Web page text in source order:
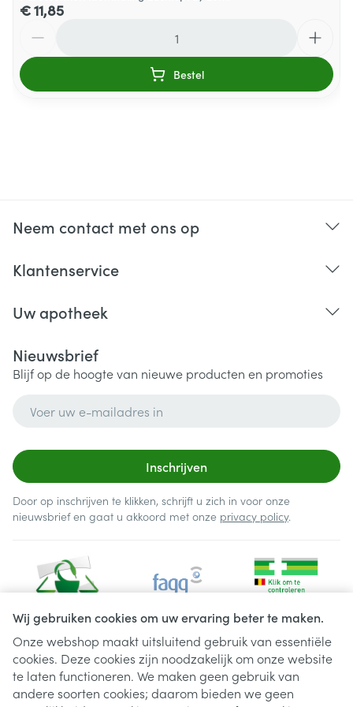
Wij gebruiken cookies om uw ervaring beter te maken.
Onze webshop maakt uitsluitend gebruik van essentiële
cookies. Deze cookies zijn noodzakelijk om onze website
te laten functioneren. We maken geen gebruik van
andere soorten cookies; daarom bieden we geen
€ 11,85
Bestel
Neem contact met ons op
Klantenservice
Uw apotheek
Nieuwsbrief
Blijf op de hoogte van nieuwe producten en promoties
Inschrijven
Door op inschrijven te klikken, schrijft u zich in voor onze
nieuwsbrief en gaat u akkoord met onze privacy policy.
Juridische links